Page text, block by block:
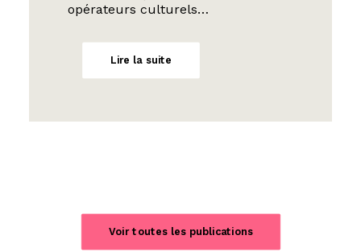
opérateurs culturels…
Lire la suite
Voir toutes les publications